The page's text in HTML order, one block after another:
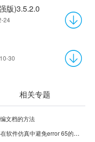
版)3.5.2.0
24
30
相关专题
文档的方法
Keil5怎么在软件仿真中避免error 65-Keil5在软件仿真中避免error 65的方法